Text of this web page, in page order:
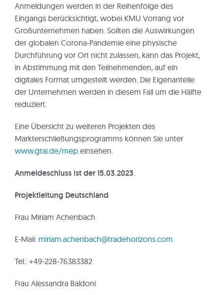
Anmeldungen werden in der Reihenfolge des
Eingangs berücksichtigt, wobei KMU Vorrang vor
Großunternehmen haben. Sollten die Auswirkungen
der globalen Corona-Pandemie eine physische
Durchführung vor Ort nicht zulassen, kann das Projekt,
in Abstimmung mit den Teilnehmenden, auf ein
digitales Format umgestellt werden. Die Eigenanteile
der Unternehmen werden in diesem Fall um die Hälfte
reduziert.
Eine Übersicht zu weiteren Projekten des
Markterschließungsprogramms können Sie unter
www.gtai.de/mepeinsehen.
Anmeldeschluss ist der 15.03.2023
Projektleitung Deutschland
Frau Miriam Achenbach
E-Mail: miriam.achenbach@tradehorizons.com
Tel.: +49-228-76383382
Frau Alessandra Baldoni